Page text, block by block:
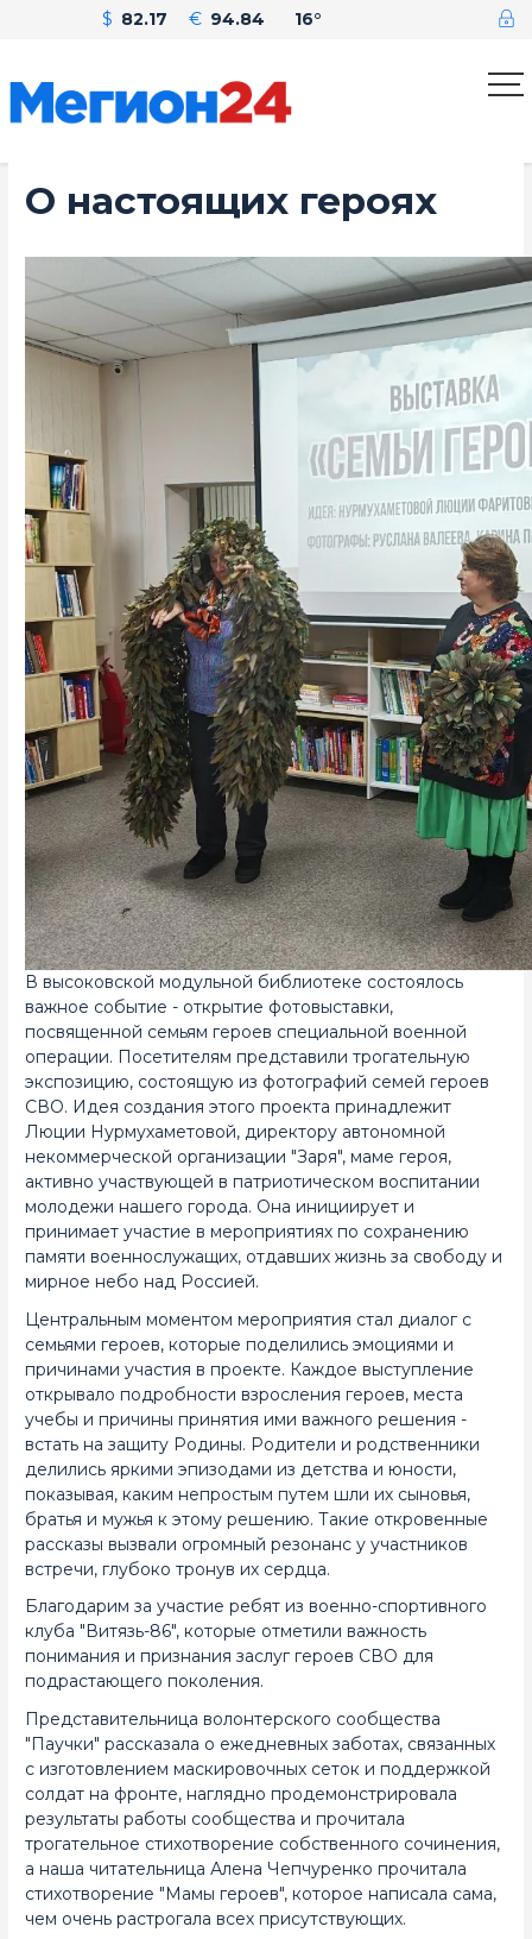
$ 82.17 € 94.84 16°
О настоящих героях
В высоковской модульной библиотеке состоялось
важное событие - открытие фотовыставки,
посвященной семьям героев специальной военной
операции. Посетителям представили трогательную
экспозицию, состоящую из фотографий семей героев
СВО. Идея создания этого проекта принадлежит
Люции Нурмухаметовой, директору автономной
некоммерческой организации "Заря", маме героя,
активно участвующей в патриотическом воспитании
молодежи нашего города. Она инициирует и
принимает участие в мероприятиях по сохранению
памяти военнослужащих, отдавших жизнь за свободу и
мирное небо над Россией.
Центральным моментом мероприятия стал диалог с
семьями героев, которые поделились эмоциями и
причинами участия в проекте. Каждое выступление
открывало подробности взросления героев, места
учебы и причины принятия ими важного решения -
встать на защиту Родины. Родители и родственники
делились яркими эпизодами из детства и юности,
показывая, каким непростым путем шли их сыновья,
братья и мужья к этому решению. Такие откровенные
рассказы вызвали огромный резонанс у участников
встречи, глубоко тронув их сердца.
Благодарим за участие ребят из военно-спортивного
клуба "Витязь-86", которые отметили важность
понимания и признания заслуг героев СВО для
подрастающего поколения.
Представительница волонтерского сообщества
"Паучки" рассказала о ежедневных заботах, связанных
с изготовлением маскировочных сеток и поддержкой
солдат на фронте, наглядно продемонстрировала
результаты работы сообщества и прочитала
трогательное стихотворение собственного сочинения,
а наша читательница Алена Чепчуренко прочитала
стихотворение "Мамы героев", которое написала сама,
чем очень растрогала всех присутствующих.